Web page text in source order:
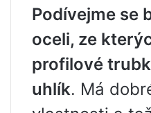
Podívejme se
oceli, ze
profilové
uhlík. Má